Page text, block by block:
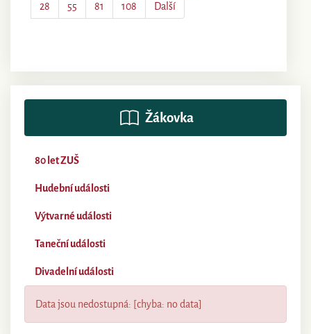
28 55 81 108 Další
Žákovka
80 let ZUŠ
Hudební události
Výtvarné události
Taneční události
Divadelní události
Data jsou nedostupná: [chyba: no data]